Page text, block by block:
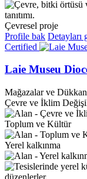
Çevresel proje
Profile bak Detayları
Certified
Laie Museu
Mağazalar ve
Çevre ve İklim
Toplum ve Kültür
Yerel kalkınma